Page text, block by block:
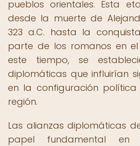
pueblos orientales. Esta
desde la muerte de
323 a.C. hasta la
parte de los romanos en el
este tiempo, se
diplomáticas que influirían
en la configuración
región.
Las alianzas diplomáticas
papel fundamental en